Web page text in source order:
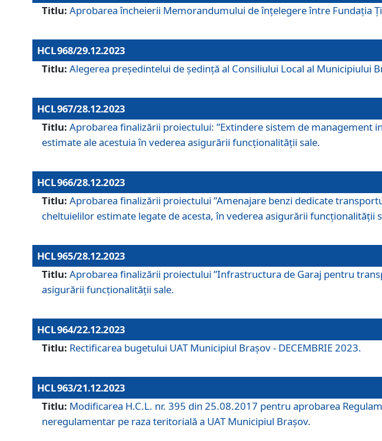
Titlu: Aprobarea încheierii Memorandumului de înțelegere între Fundația
HCL 968/29.12.2023
Titlu: Alegerea preşedintelui de şedinţă al Consiliului Local al
HCL 967/28.12.2023
Titlu: Aprobarea finalizării proiectului: ”Extindere sistem de management
estimate ale acestuia în vederea asigurării funcționalității sale.
HCL 966/28.12.2023
Titlu: Aprobarea finalizării proiectului ”Amenajare benzi dedicate
cheltuielilor estimate legate de acesta, în vederea asigurării funcționalității
HCL 965/28.12.2023
Titlu: Aprobarea finalizării proiectului ”Infrastructura de Garaj pentru
asigurării funcționalității sale.
HCL 964/22.12.2023
Titlu: Rectificarea bugetului UAT Municipiul Braşov - DECEMBRIE 2023.
HCL 963/21.12.2023
Titlu: Modificarea H.C.L. nr. 395 din 25.08.2017 pentru aprobarea
neregulamentar pe raza teritorială a UAT Municipiul Braşov.